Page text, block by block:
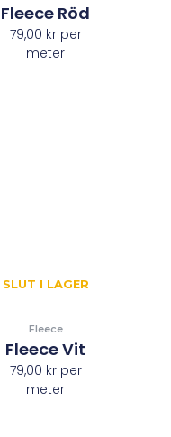
Fleece Röd
79,00 krper
meter
SLUT I LAGER
Fleece
Fleece Vit
79,00 krper
meter